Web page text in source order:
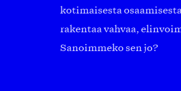
kotimaisesta
rakentaa vahvaa,
Sanoimmeko sen jo?